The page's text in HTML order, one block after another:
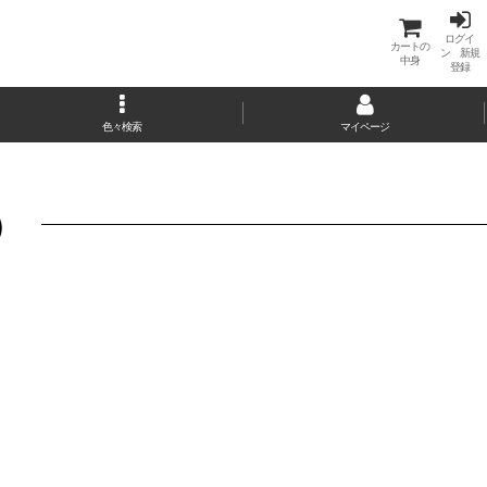
カートの
中身
ログイ
ン 新規
登録
色々検索 マイページ